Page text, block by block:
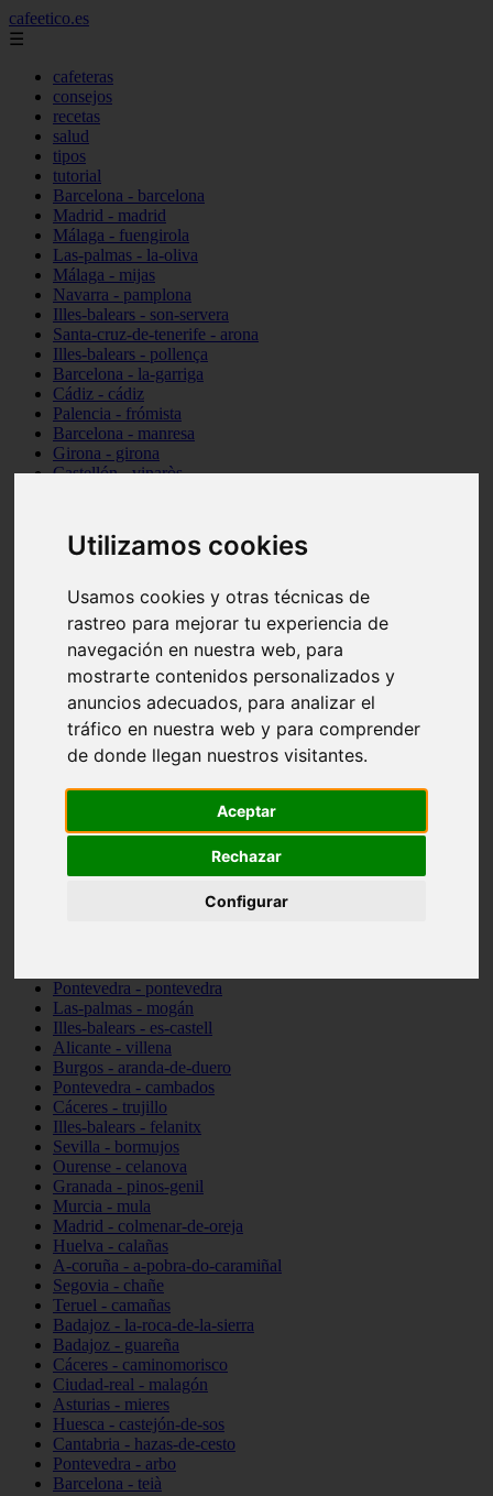
Utilizamos cookies
Usamos cookies y otras técnicas de
rastreo para mejorar tu experiencia de
navegación en nuestra web, para
mostrarte contenidos personalizados y
anuncios adecuados, para analizar el
tráfico en nuestra web y para comprender
de donde llegan nuestros visitantes.
Aceptar
Rechazar
Configurar
cafeetico.es
☰
cafeteras
consejos
recetas
salud
tipos
tutorial
Barcelona - barcelona
Madrid - madrid
Málaga - fuengirola
Las-palmas - la-oliva
Málaga - mijas
Navarra - pamplona
Illes-balears - son-servera
Santa-cruz-de-tenerife - arona
Illes-balears - pollença
Barcelona - la-garriga
Cádiz - cádiz
Palencia - frómista
Barcelona - manresa
Girona - girona
Castellón - vinaròs
Málaga - nerja
Girona - blanes
Málaga - marbella
Asturias - gijón
Girona - figueres
Alicante - santa-pola
Almería - roquetas-de-mar
Girona - tossa-de-mar
Barcelona - sant-cugat-del-vallès
Alicante - l39alfàs-del-pi
Barcelona - vilanova-i-la-geltrú
Castellón - peñíscola
Illes-balears - sant-josep-de-sa-talaia
Pontevedra - pontevedra
Las-palmas - mogán
Illes-balears - es-castell
Alicante - villena
Burgos - aranda-de-duero
Pontevedra - cambados
Cáceres - trujillo
Illes-balears - felanitx
Sevilla - bormujos
Ourense - celanova
Granada - pinos-genil
Murcia - mula
Madrid - colmenar-de-oreja
Huelva - calañas
A-coruña - a-pobra-do-caramiñal
Segovia - chañe
Teruel - camañas
Badajoz - la-roca-de-la-sierra
Badajoz - guareña
Cáceres - caminomorisco
Ciudad-real - malagón
Asturias - mieres
Huesca - castejón-de-sos
Cantabria - hazas-de-cesto
Pontevedra - arbo
Barcelona - teià